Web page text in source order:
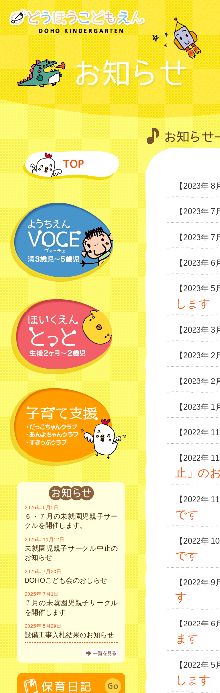
【2023年 8
【2023年 7
【2023年 7
【2023年 6
【2023年 5
します
【2023年 3
【2023年 2
【2023年 2
【2023年 1
【2022年
【2022年
止」の
【2022年
です
【2022年
です
【2022年 9
す
【2022年 6
ます
【2022年 5
します
2026年 6月5日
６・７月の未就園児親子サー
クルを開催します。
2025年 11月12日
未就園児親子サークル中止の
お知らせ
2025年 7月23日
DOHOこども会のおしらせ
2025年 7月1日
７月の未就園児親子サークル
を開催します
2025年 5月29日
設備工事入札結果のお知らせ